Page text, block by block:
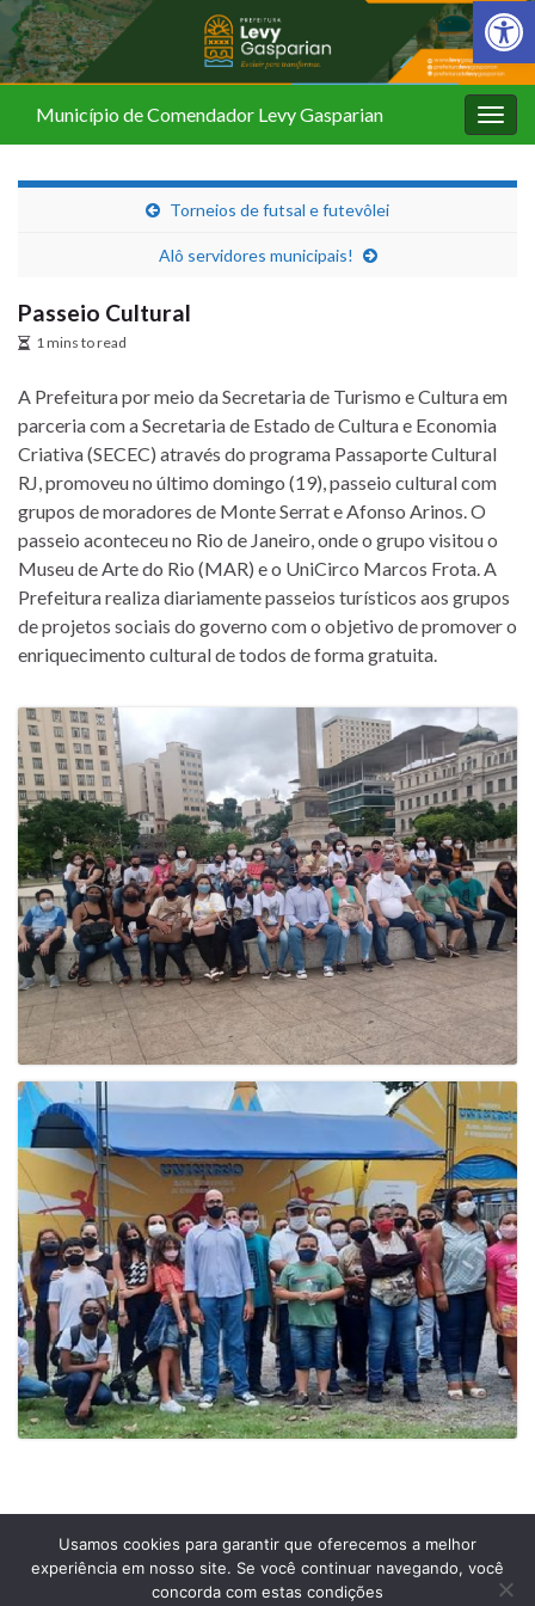
Barra de
Município de Comendador Levy Gasparian
Torneios de futsal e futevôlei
Alô servidores municipais!
Passeio Cultural
1 mins to read
A Prefeitura por meio da Secretaria de Turismo e Cultura em
parceria com a Secretaria de Estado de Cultura e Economia
Criativa (SECEC) através do programa Passaporte Cultural
RJ, promoveu no último domingo (19), passeio cultural com
grupos de moradores de Monte Serrat e Afonso Arinos. O
passeio aconteceu no Rio de Janeiro, onde o grupo visitou o
Museu de Arte do Rio (MAR) e o UniCirco Marcos Frota. A
Prefeitura realiza diariamente passeios turísticos aos grupos
de projetos sociais do governo com o objetivo de promover o
enriquecimento cultural de todos de forma gratuita.
Prefeitura Municipal de Comendador Levy Gasparian
Est União Indústria, S/Nº, KM 131 Exposição, Comendador Levy Gasparian /RJ –
Usamos cookies para garantir que oferecemos a melhor
experiência em nosso site. Se você continuar navegando, você
concorda com estas condições